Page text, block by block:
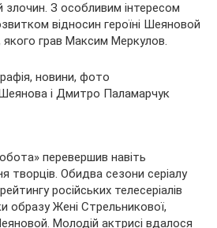
злочин. З особливим інтересом
відносин героїні Шеяновой
якого грав Максим Меркулов.
і Дмитро Паламарчук
перевершив навіть
творців. Обидва сезони серіалу
російських телесеріалів
образу Жені Стрельникової,
Молодій актрисі вдалося